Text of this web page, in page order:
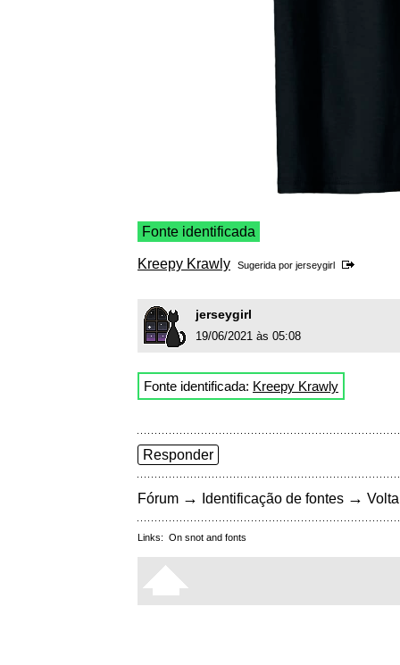
Fonte identificada
Kreepy Krawly Sugerida por jerseygirl
jerseygirl
19/06/2021 às 05:08
Fonte identificada: Kreepy Krawly
Responder
Fórum → Identificação de fontes →
Links: On snot and fonts